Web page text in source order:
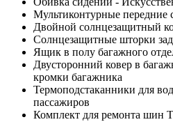
Мультиконтурные передние
Двойной солнцезащитный
Солнцезащитные шторки
Ящик в полу багажного
Двусторонний ковер в
кромки багажника
Термоподстаканники для
пассажиров
Комплект для ремонта шин